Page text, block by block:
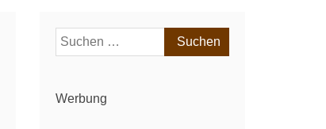
Suchen
nach:
Werbung